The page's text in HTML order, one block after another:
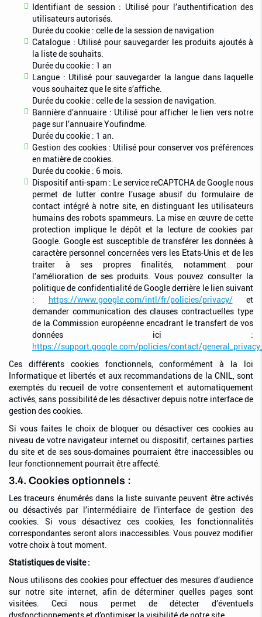
Identifiant de session : Utilisé pour l’authentification des
utilisateurs autorisés.
Durée du cookie : celle de la session de navigation
Catalogue : Utilisé pour sauvegarder les produits ajoutés à
la liste de souhaits.
Durée du cookie : 1 an
Langue : Utilisé pour sauvegarder la langue dans laquelle
vous souhaitez que le site s’affiche.
Durée du cookie : celle de la session de navigation.
Bannière d’annuaire : Utilisé pour afficher le lien vers notre
page sur l’annuaire Youfindme.
Durée du cookie : 1 an.
Gestion des cookies : Utilisé pour conserver vos préférences
en matière de cookies.
Durée du cookie : 6 mois.
Dispositif anti-spam : Le service reCAPTCHA de Google nous
permet de lutter contre l’usage abusif du formulaire de
contact intégré à notre site, en distinguant les utilisateurs
humains des robots spammeurs. La mise en œuvre de cette
protection implique le dépôt et la lecture de cookies par
Google. Google est susceptible de transférer les données à
caractère personnel concernées vers les Etats-Unis et de les
traiter à ses propres finalités, notamment pour
l’amélioration de ses produits. Vous pouvez consulter la
politique de confidentialité de Google derrière le lien suivant
: https://www.google.com/intl/fr/policies/privacy/et
demander communication des clauses contractuelles type
de la Commission européenne encadrant le transfert de vos
données ici :
https://support.google.com/policies/contact/
Ces différents cookies fonctionnels, conformément à la loi
Informatique et libertés et aux recommandations de la CNIL, sont
exemptés du recueil de votre consentement et automatiquement
activés, sans possibilité de les désactiver depuis notre interface de
gestion des cookies.
Si vous faites le choix de bloquer ou désactiver ces cookies au
niveau de votre navigateur internet ou dispositif, certaines parties
du site et de ses sous-domaines pourraient être inaccessibles ou
leur fonctionnement pourrait être affecté.
3.4. Cookies optionnels :
Les traceurs énumérés dans la liste suivante peuvent être activés
ou désactivés par l’intermédiaire de l’interface de gestion des
cookies. Si vous désactivez ces cookies, les fonctionnalités
correspondantes seront alors inaccessibles. Vous pouvez modifier
votre choix à tout moment.
Statistiques de visite :
Nous utilisons des cookies pour effectuer des mesures d’audience
sur notre site internet, afin de déterminer quelles pages sont
visitées. Ceci nous permet de détecter d’éventuels